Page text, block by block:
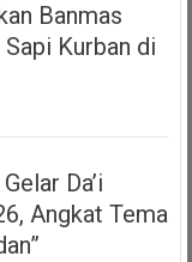
Banmas
Kurban di
Da’i
Angkat Tema